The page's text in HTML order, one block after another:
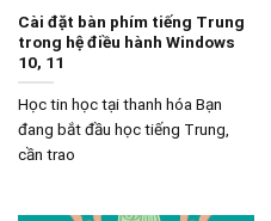
Cài đặt bàn phím tiếng Trung
trong hệ điều hành Windows
10, 11
Học tin học tại thanh hóa Bạn
đang bắt đầu học tiếng Trung,
cần trao